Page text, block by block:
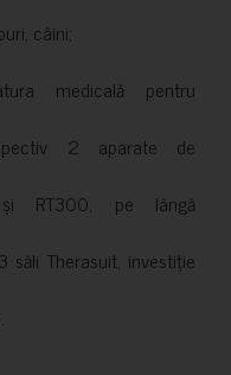
câini;
medicală pentru
2 aparate de
și RT300, pe lângă
săli Therasuit, investiție